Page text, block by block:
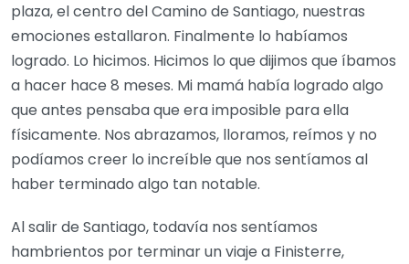
plaza, el centro del Camino de Santiago, nuestras
emociones estallaron. Finalmente lo habíamos
logrado. Lo hicimos. Hicimos lo que dijimos que íbamos
a hacer hace 8 meses. Mi mamá había logrado algo
que antes pensaba que era imposible para ella
físicamente. Nos abrazamos, lloramos, reímos y no
podíamos creer lo increíble que nos sentíamos al
haber terminado algo tan notable.
Al salir de Santiago, todavía nos sentíamos
hambrientos por terminar un viaje a Finisterre,